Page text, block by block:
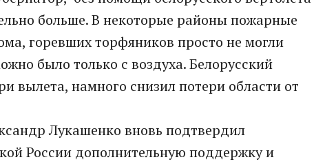
больше. В некоторые районы пожарные
горевших торфяников просто не могли
было только с воздуха. Белорусский
вылета, намного снизил потери области от
Лукашенко вновь подтвердил
России дополнительную поддержку и